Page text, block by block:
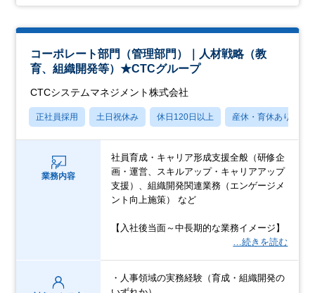
コーポレート部門（管理部門）｜人材戦略（教
育、組織開発等）★CTCグループ
CTCシステムマネジメント株式会社
正社員採用 土日祝休み 休日120日以上 産休・育休あり
業務内容
社員育成・キャリア形成支援全般（研修企
画・運営、スキルアップ・キャリアアップ
支援）、組織開発関連業務（エンゲージメ
ント向上施策） など
【入社後当面～中長期的な業務イメージ】
…続きを読む
・人事領域の実務経験（育成・組織開発の